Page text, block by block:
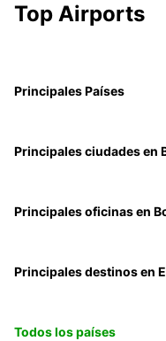
Top Airports
Principales Países
Principales ciudades en
Principales oficinas en
Principales destinos en
Todos los países